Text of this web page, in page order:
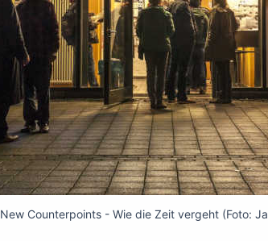
New Counterpoints - Wie die Zeit vergeht (Foto: